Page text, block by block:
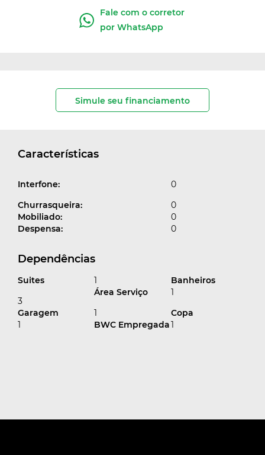
Fale com o corretor
por WhatsApp
Simule seu financiamento
Características
Interfone:
0
Churrasqueira:
0
Mobiliado:
0
Despensa:
0
Dependências
Suites 1
Banheiros
3
Área Serviço
1
Garagem
1
Copa
1
BWC Empregada1